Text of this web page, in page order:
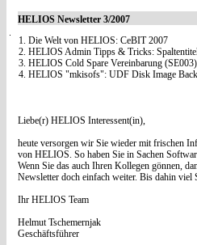
1. Die Welt von HELIOS: CeBIT 2007
2. HELIOS Admin Tipps & Tricks:
3. HELIOS Cold Spare Vereinbarung
4. HELIOS "mkisofs": UDF Disk Image
HELIOS Newsletter 3/2007
Liebe(r) HELIOS Interessent(in),
heute versorgen wir Sie wieder mit frischen
von HELIOS. So haben Sie in Sachen
Wenn Sie das auch Ihren Kollegen gönnen,
Newsletter doch einfach weiter. Bis dahin viel
Ihr HELIOS Team
Helmut Tschemernjak
Geschäftsführer